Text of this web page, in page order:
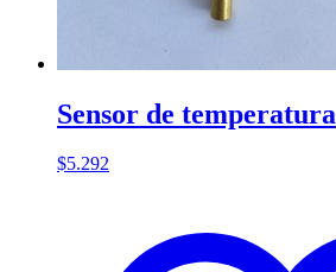
Sensor de temperatura
$5.292